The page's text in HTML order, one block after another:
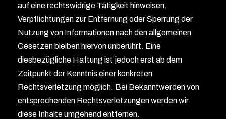
auf eine rechtswidrige Tätigkeit hinweisen.
Verpflichtungen zur Entfernung oder Sperrung der
Nutzung von Informationen nach den allgemeinen
Gesetzen bleiben hiervon unberührt. Eine
diesbezügliche Haftung ist jedoch erst ab dem
Zeitpunkt der Kenntnis einer konkreten
Rechtsverletzung möglich. Bei Bekanntwerden von
entsprechenden Rechtsverletzungen werden wir
diese Inhalte umgehend entfernen.